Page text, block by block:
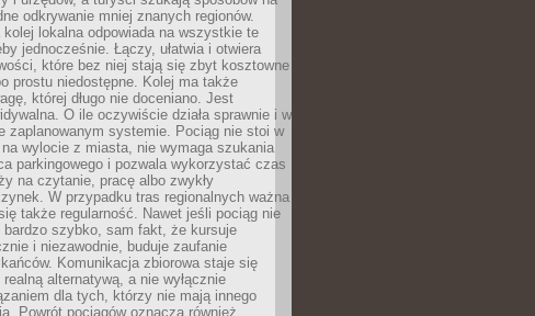
odkrywanie mniej znanych regionów.
kolej lokalna odpowiada na wszystkie te
jednocześnie. Łączy, ułatwia i otwiera
które bez niej stają się zbyt kosztowne
prostu niedostępne. Kolej ma także
której długo nie doceniano. Jest
O ile oczywiście działa sprawnie i w
zaplanowanym systemie. Pociąg nie stoi w
na wylocie z miasta, nie wymaga szukania
parkingowego i pozwala wykorzystać czas
na czytanie, pracę albo zwykły
W przypadku tras regionalnych ważna
także regularność. Nawet jeśli pociąg nie
bardzo szybko, sam fakt, że kursuje
i niezawodnie, buduje zaufanie
Komunikacja zbiorowa staje się
realną alternatywą, a nie wyłącznie
dla tych, którzy nie mają innego
Powrót pociągów oznacza również